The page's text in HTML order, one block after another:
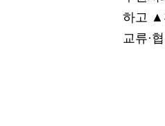
하고 ▲
교류·